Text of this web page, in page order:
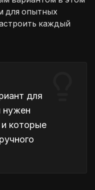
для опытных
каждый
для
нужен
которые